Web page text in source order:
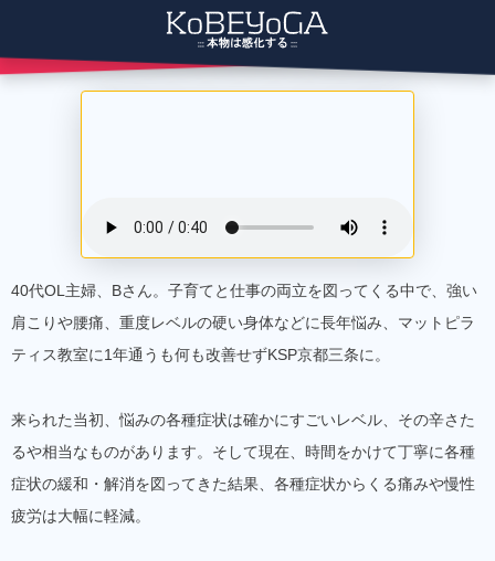
40代OL主婦、Bさん。子育てと仕事の両立を図ってくる中で、強い
肩こりや腰痛、重度レベルの硬い身体などに長年悩み、マットピラ
ティス教室に1年通うも何も改善せずKSP京都三条に。
来られた当初、悩みの各種症状は確かにすごいレベル、その辛さた
るや相当なものがあります。そして現在、時間をかけて丁寧に各種
症状の緩和・解消を図ってきた結果、各種症状からくる痛みや慢性
疲労は大幅に軽減。